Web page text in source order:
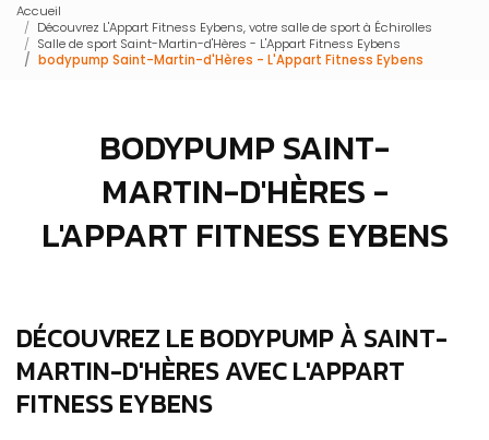
Accueil
Découvrez L'Appart Fitness Eybens, votre salle de sport à Échirolles
Salle de sport Saint-Martin-d'Hères - L'Appart Fitness Eybens
bodypump Saint-Martin-d'Hères - L'Appart Fitness Eybens
BODYPUMP SAINT-
MARTIN-D'HÈRES -
L'APPART FITNESS EYBENS
DÉCOUVREZ LE BODYPUMP À SAINT-
MARTIN-D'HÈRES AVEC L'APPART
FITNESS EYBENS